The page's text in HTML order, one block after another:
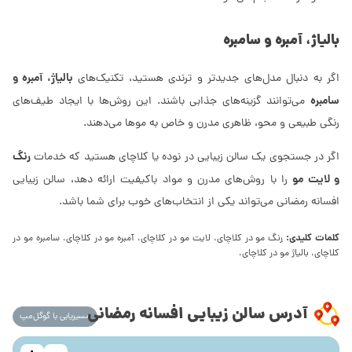
بالیاژ، آمبره و سامبره
اگر به دنبال مدل‌های جدیدتر و ترندی هستید، تکنیک‌های بالیاژ، آمبره و
سامبره می‌توانند گزینه‌های جذابی باشند. این روش‌ها با ایجاد طیف‌های
رنگی طبیعی و محو، ظاهری مدرن و خاص به موها می‌دهند.
اگر در جستجوی یک سالن زیبایی در نوده یا کلاچای هستید که خدماترنگ
و لایت مورا با روش‌های مدرن و مواد باکیفیت ارائه دهد، سالن زیبایی
افسانه رمضانی می‌تواند یکی از انتخاب‌های خوب برای شما باشد.
کلمات کلیدی: رنگ مو در کلاچای، لایت مو در کلاچای، آمبره مو در کلاچای، سامبره مو در
کلاچای، بالیاژ مو در کلاچای،
آدرس سالن زیبایی افسانه رمضانیمسیریابی با گوگل‌مپ